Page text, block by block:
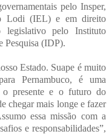
pelo Insper,
Lodi (IEL) e em direito
legislativo pelo Instituto
Pesquisa (IDP).
Estado. Suape é muito
Pernambuco, é uma
o presente e o futuro do
chegar mais longe e fazer
essa missão com a
e responsabilidades”,